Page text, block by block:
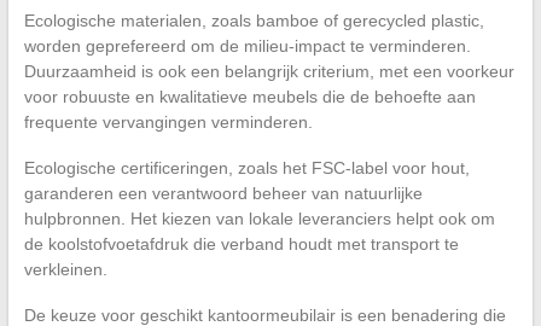
Ecologische materialen, zoals bamboe of gerecycled plastic,
worden geprefereerd om de milieu-impact te verminderen.
Duurzaamheid is ook een belangrijk criterium, met een voorkeur
voor robuuste en kwalitatieve meubels die de behoefte aan
frequente vervangingen verminderen.
Ecologische certificeringen, zoals het FSC-label voor hout,
garanderen een verantwoord beheer van natuurlijke
hulpbronnen. Het kiezen van lokale leveranciers helpt ook om
de koolstofvoetafdruk die verband houdt met transport te
verkleinen.
De keuze voor geschikt kantoormeubilair is een benadering die